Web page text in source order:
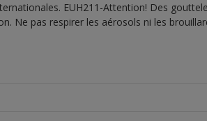
EUH211-Attention! Des
Ne pas respirer les aérosols ni les